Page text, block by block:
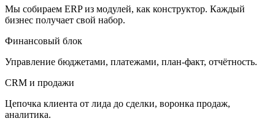
Мы собираем ERP из модулей, как конструктор. Каждый
бизнес получает свой набор.
Финансовый блок
Управление бюджетами, платежами, план-факт, отчётность.
CRM и продажи
Цепочка клиента от лида до сделки, воронка продаж,
аналитика.